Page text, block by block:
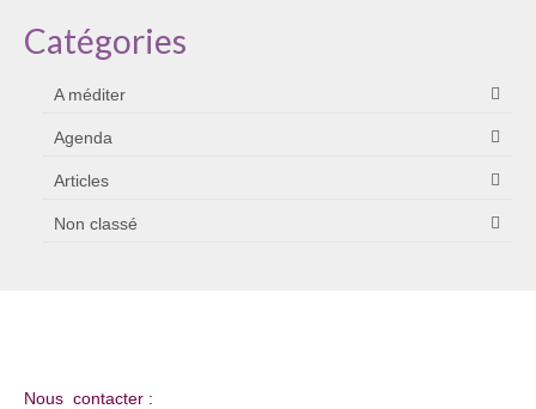
Catégories
A méditer
Agenda
Articles
Non classé
Nous contacter :